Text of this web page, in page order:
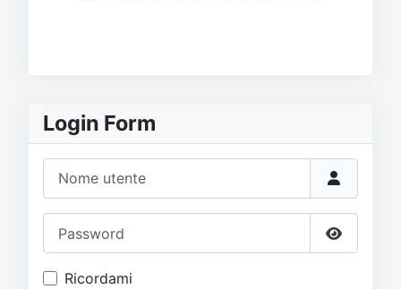
Login Form
Mostra
Ricordami